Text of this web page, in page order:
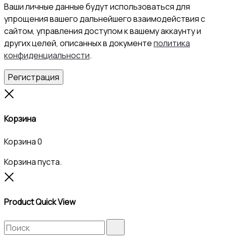
Ваши личные данные будут использоваться для
упрощения вашего дальнейшего взаимодействия с
сайтом, управления доступом к вашему аккаунту и
других целей, описанных в документеполитика
конфиденциальности.
Регистрация
Корзина
Корзина0
Корзина пуста.
Product Quick View
Search
for: